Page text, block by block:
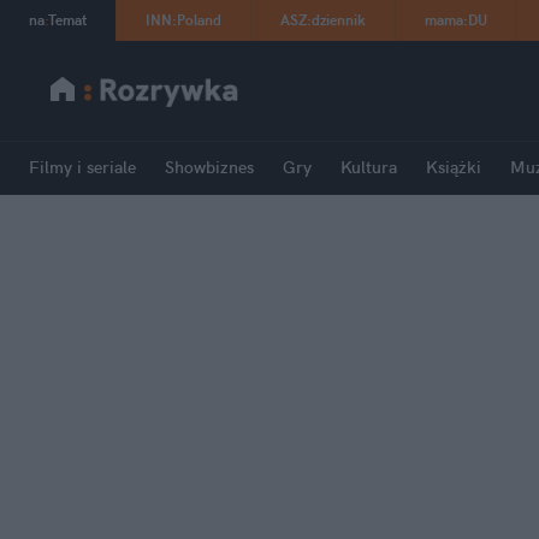
na:Temat INN:Poland ASZ:dziennik mama:DU
Filmy i seriale Showbiznes Gry Kultura Książki